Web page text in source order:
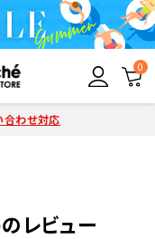
0
わせ対応
レビュー